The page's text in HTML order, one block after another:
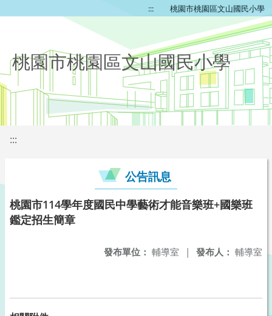
::: 桃園市桃園區文山國民小學
桃園市桃園區文山國民小學
:::
公告訊息
桃園市114學年度國民中學藝術才能音樂班+國樂班
鑑定招生簡章
發布人： 輔導室
發布單位： 輔導室 |